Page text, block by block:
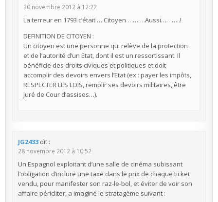
30 novembre 2012 à 12:22
La terreur en 1793 c’était ….Citoyen ……….Aussi………..!
DEFINITION DE CITOYEN :
Un citoyen est une personne qui relève de la protection
et de l’autorité d’un Etat, dont il est un ressortissant. Il
bénéficie des droits civiques et politiques et doit
accomplir des devoirs envers l’Etat (ex : payer les impôts,
RESPECTER LES LOIS, remplir ses devoirs militaires, être
juré de Cour d’assises…).
JG2433 dit :
28 novembre 2012 à 10:52
Un Espagnol exploitant d’une salle de cinéma subissant
l’obligation d’inclure une taxe dans le prix de chaque ticket
vendu, pour manifester son raz-le-bol, et éviter de voir son
affaire péricliter, a imaginé le stratagème suivant :